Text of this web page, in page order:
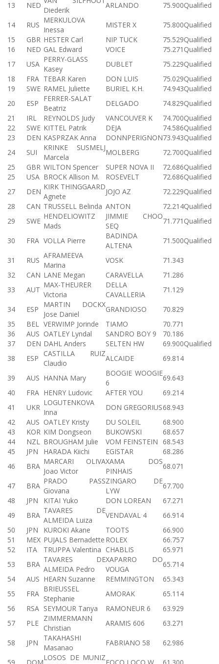
13 NED
Diederik
ARLANDO 75.900Qualified
14 RUS
MERKULOVA
Inessa
MISTER X 75.800Qualified
15
GBR HESTER Carl NIP TUCK 75.529Qualified
16
NED GAL Edward VOICE 75.271 Qualified
17
USA
PERRY-GLASS
Kasey
DUBLET 75.229Qualified
18
FRA TEBAR Karen DON LUIS 75.029Qualified
19
SWE RAMEL Juliette BURIEL K.H. 74.943Qualified
20
ESP
FERRER-SALAT
Beatriz
DELGADO 74.829Qualified
21
IRL REYNOLDS Judy VANCOUVER K 74.700Qualified
22
SWE KITTEL Patrik DEJA 74.586Qualified
23
DEN KASPRZAK Anna DONNPERIGNON73.943Qualified
24
SUI
KRINKE SUSMELJ
Marcela
MOLBERG 72.700Qualified
25
GBR WILTON Spencer SUPER NOVA II 72.686Qualified
25
USA BROCK Allison M. ROSEVELT 72.686Qualified
27
DEN
KIRK THINGGAARD
Agnete
JOJO AZ 72.229Qualified
28
CAN TRUSSELL Belinda ANTON 72.214Qualified
29
SWE
HENDELIOWITZ
Mads
JIMMIE CHOO
SEQ
71.771 Qualified
30 FRA VOLLA Pierre
BADINDA
ALTENA
71.500Qualified
31 RUS
AFRAMEEVA
Marina
VOSK
71.343
32
CAN LANE Megan CARAVELLA
71.286
33
AUT
MAX-THEURER
Victoria
DELLA
CAVALLERIA
71.129
34 ESP
MARTIN DOCKX
Jose Daniel
GRANDIOSO
70.829
35
BEL VERWIMP Jorinde TIAMO
70.771
36
AUS OATLEY Lyndal SANDRO BOY 9
70.186
37
DEN DAHL Anders SELTEN HW 69.900Qualified
38
ESP
CASTILLA RUIZ
Claudio
ALCAIDE 69.814
39 AUS HANNA Mary
BOOGIE WOOGIE
6
69.643
40
FRA HENRY Ludovic AFTER YOU
69.214
41
UKR
LOGUTENKOVA
Inna
DON GREGORIUS68.943
42
AUS OATLEY Kristy DU SOLEIL
68.900
43
KOR KIM Dongseon BUKOWSKI
68.657
44
NZL BROUGHAM Julie VOM FEINSTEIN 68.543
45
JPN HARADA Kiichi EGISTAR
68.286
46
BRA
MARCARI OLIVA
Joao Victor
XAMA DOS
PINHAIS
68.071
47 BRA
PRADO PASS
Giovana
ZINGARO DE
LYW
67.700
48
JPN KITAI Yuko DON LOREAN
67.271
49
BRA
TAVARES DE
ALMEIDA Luiza
VENDAVAL 4
66.914
50
JPN KUROKI Akane TOOTS
66.900
51
MEX PUJALS Bernadette ROLEX
66.757
52
ITA TRUPPA Valentina CHABLIS
65.971
53
BRA
TAVARES DE
ALMEIDA Pedro
XAPARRO DO
VOUGA
65.714
54
AUS HEARN Suzanne REMMINGTON
65.343
55
FRA
BRIEUSSEL
Stephanie
AMORAK
65.114
56
RSA SEYMOUR Tanya RAMONEUR 6
63.929
57
PLE
ZIMMERMANN
Christian
ARAMIS 606 63.271
58 JPN
TAKAHASHI
Masanao
FABRIANO 58 62.986
LOSOS DE MUNIZ